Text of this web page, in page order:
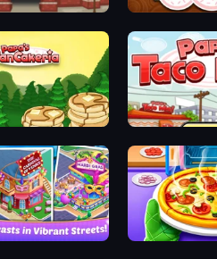
Doggeria Papa's
Papa's Taco Mia
2 Pizza Maker